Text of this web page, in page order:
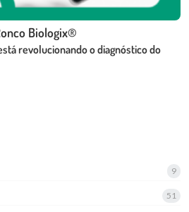
Biologix®
revolucionando o diagnóstico do
9
51